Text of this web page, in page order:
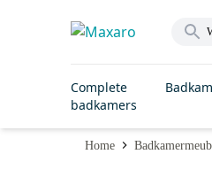
Complete
badkamers
Home